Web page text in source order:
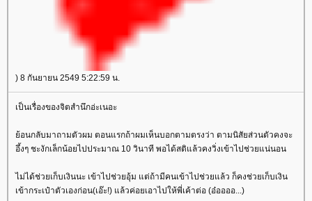
) 8 กันยายน 2549 5:22:59 น.
เป็นเรื่องของจิตสำนึกอ่ะเนอะ
้อนกลับมาถามตัวผม ตอนแรกถ้าผมเห็นบอกตามตรงว่า ตามนิสัยส่วนตัวคงจะ
อึ้งๆ ชะงักเล็กน้อยไปประมาณ 10 วินาที พอได้สติแล้วคงวิ่งเข้าไปช่วยแน่นอน
ไม่ได้ช่วยเก็บเงินนะ เข้าไปช่วยอุ้ม แต่ถ้ามีคนเข้าไปช่วยแล้ว ก็คงช่วยเก็บเงิน
เข้ากระเป๋าตัวเองก่อน(เอ๊ะ!) แล้วค่อยเอาไปให้พี่เค้าต่อ (อ๋ออออ...)